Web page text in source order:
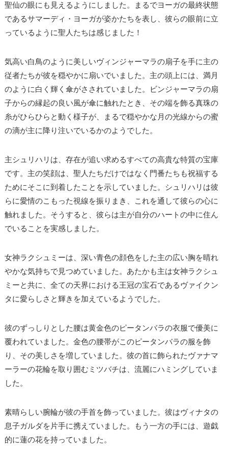
聖仙の眼にも見えるようにしました。まるでヨーガの最終状態
であるサマーディ・ヨーガが姿かたちを表し、彼らの眼前に立
っているように聖人たちは感じました！
気高い白鳥のように美しいヴィンジャーマラの扇子を手に主の
従者たちが彼を穏やかに扇いでいました。主の頭上には、満月
のように白く輝く傘がさされていました。ビンジャーマラの扇
子からの縁起の良い風が傘に触れたとき、その端を飾る真珠の
糸がひらひらと動く様子が、まるで穏やかな月の光線からの蜜
の滴が主に降り注いでいるかのようでした。
主シュリハリは、存在が追い求めるすべての高貴な特質の宝庫
です。主の笑顔は、聖人たちだけではなく門番たちも祝福する
ためにそこに到着したことを示していました。シュリハリは彼
らに愛情のこもった視線を振りまき、これを通して彼らの心に
触れました。そうすると、彼らは主が自分のハートの中に住ん
でいることを実感しました。
女神ラクシュミーは、深い青色の顔色をした主の広い胸を晴れ
やかな気持ちで見つめていました。あたかも主は女神ラクシュ
ミーと共に、全ての天界における王冠の宝石であるヴァイクン
タに愛らしさと輝きを加えているようでした。
彼のずっしりとした腰は黄金色のピータンバラの衣服で優美に
覆われていました。金色の腰帯がこのピータンバラの服を飾
り、その美しさを増していました。彼の首に飾られたヴァナマ
ーラーの花輪を取り囲むミツバチは、流麗にハミングしていま
した。
素晴らしい腕輪が彼の手首を飾っていました。彼はヴィナタの
息子ガルダを片手に携えていました。もう一方の手には、遊戯
的に蓮の花を持っていました。